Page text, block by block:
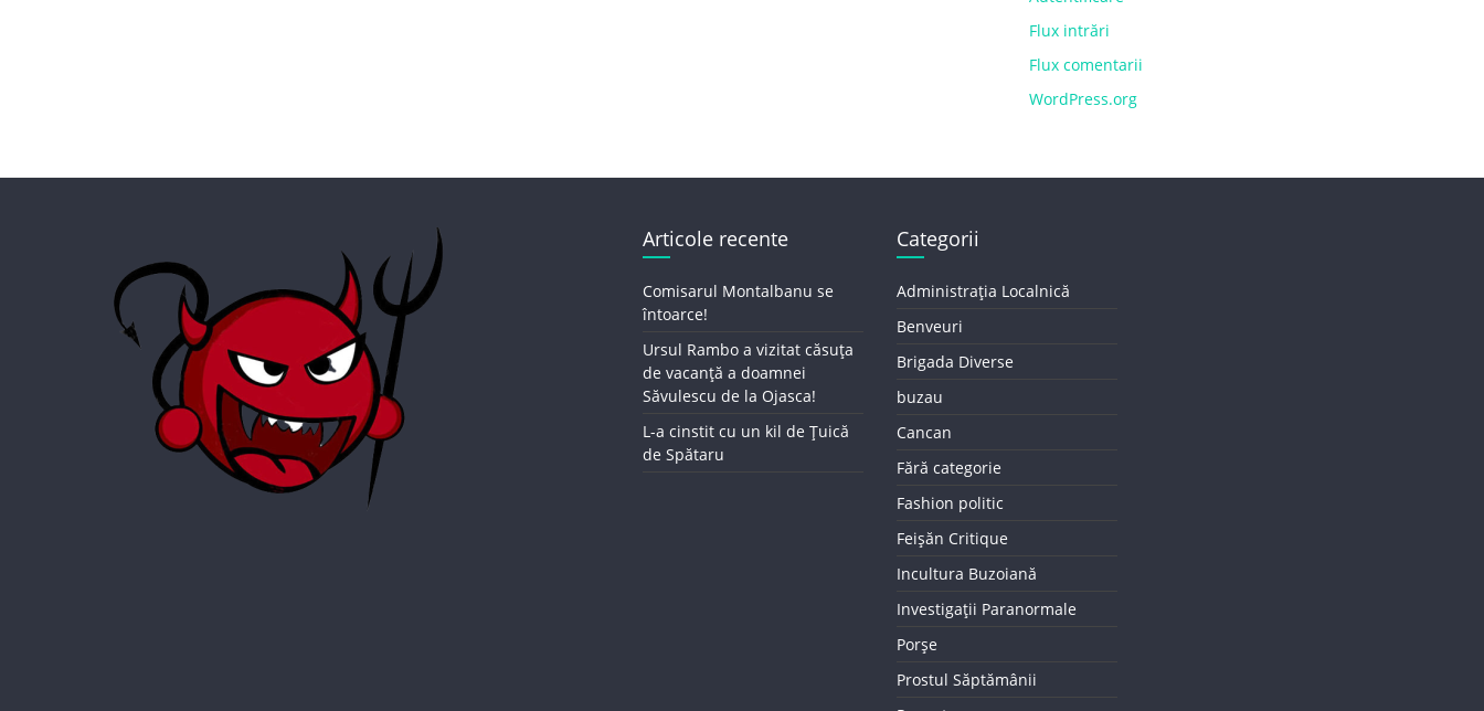
Flux intrări
Flux comentarii
WordPress.org
Articole recente
Comisarul Montalbanu se
întoarce!
Ursul Rambo a vizitat căsuța
de vacanță a doamnei
Săvulescu de la Ojasca!
L-a cinstit cu un kil de Țuică
de Spătaru
Categorii
Administrația Localnică
Benveuri
Brigada Diverse
buzau
Cancan
Fără categorie
Fashion politic
Feișăn Critique
Incultura Buzoiană
Investigații Paranormale
Porșe
Prostul Săptămânii